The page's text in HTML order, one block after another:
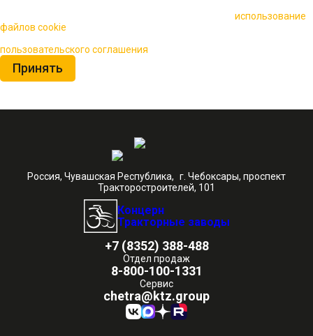
использование
файлов cookie
пользовательского соглашения
Принять
Россия, Чувашская Республика, г. Чебоксары, проспект
Тракторостроителей, 101
Концерн
Тракторные заводы
+7 (8352) 388-488
Отдел продаж
8-800-100-1331
Сервис
chetra@ktz.group